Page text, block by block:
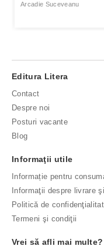
Arcadie Suceveanu
Editura Litera
Contact
Despre noi
Posturi vacante
Blog
Informaţii utile
Informație pentru
Informaţii despre livrare
Politică de
Termeni şi condiţii
Vrei să afli mai multe?